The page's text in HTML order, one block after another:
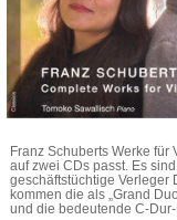
Franz Schuberts Werke
auf zwei CDs passt. Es
geschäftstüchtige Verleger
kommen die als „Grand
und die bedeutende C-